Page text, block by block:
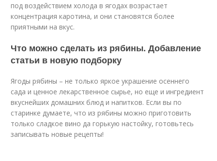
под воздействием холода в ягодах возрастает
концентрация каротина, и они становятся более
приятными на вкус.
Что можно сделать из рябины. Добавление
статьи в новую подборку
Ягоды рябины – не только яркое украшение осеннего
сада и ценное лекарственное сырье, но еще и ингредиент
вкуснейших домашних блюд и напитков. Если вы по
старинке думаете, что из рябины можно приготовить
только сладкое вино да горькую настойку, готовьтесь
записывать новые рецепты!